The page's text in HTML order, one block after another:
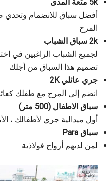
أفضل سباق للانضمام وتحدي
المرح
2k سباق الشباب
لجميع الشباب الراغبين في
تصميم هذا السباق من أجلك
جري عائلي 2K
انضم إلى المرح مع طفلك
سباق الاطفال (500 متر)
أول ميدالية جري لأطفالك ،
سباق Para
لمن لديهم أرواح فولاذية